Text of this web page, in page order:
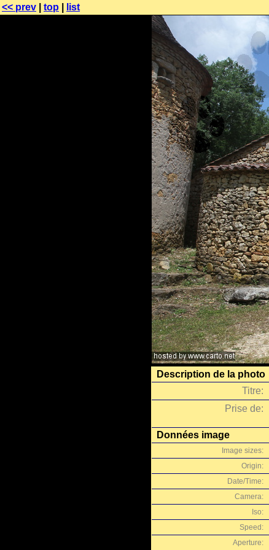
<< prev top list
Description de la photo
Titre:
Prise de:
Données image
Image sizes:
Origin:
Date/Time:
Camera:
Iso:
Speed:
Aperture: